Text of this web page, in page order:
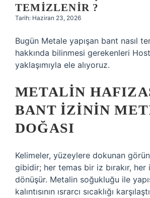
TEMIZLENIR ?
Tarih: Haziran 23, 2026
Bugün Metale yapışan bant nasıl
hakkında bilinmesi gerekenleri
yaklaşımıyla ele alıyoruz.
METALIN
BANT İZININ
DOĞASI
Kelimeler, yüzeylere dokunan
gibidir; her temas bir iz bırakır, her
dönüşür. Metalin soğukluğu ile
kalıntısının ısrarcı sıcaklığı